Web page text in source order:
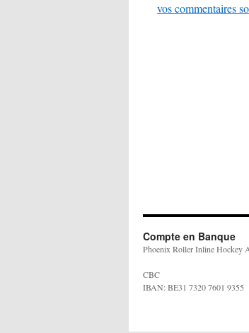
vos commentaires
Compte en Banque
Phoenix Roller Inline Hockey
CBC
IBAN: BE31 7320 7601 9355